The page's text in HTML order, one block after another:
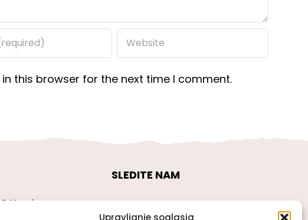
Upravljanje soglasja
this browser for the next time I comment.
Kranj
SLEDITE NAM